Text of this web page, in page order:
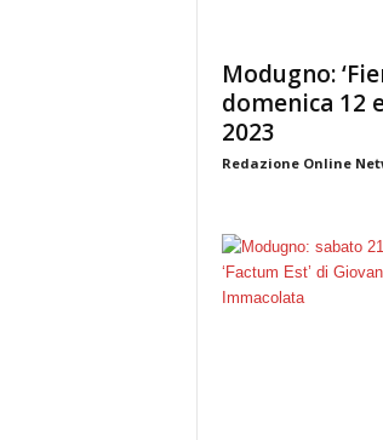
Modugno:
domenica 12
2023
Redazione Online